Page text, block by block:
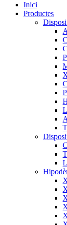
Inici
Productes